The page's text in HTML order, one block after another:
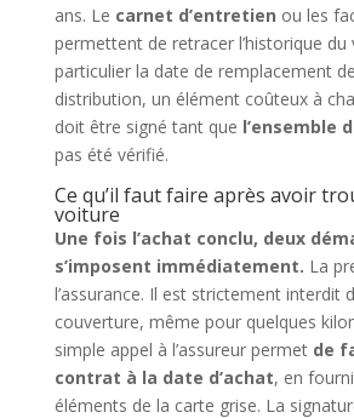
ans. Le carnet d’entretien ou les
permettent de retracer l’historique du
particulier la date de remplacement
distribution, un élément coûteux à
doit être signé tant que l’ensemble
pas été vérifié.
Ce qu’il faut faire après avoir
voiture
Une fois l’achat conclu, deux
s’imposent immédiatement. La
l’assurance. Il est strictement interdit
couverture, même pour quelques
simple appel à l’assureur permet de
contrat à la date d’achat, en
éléments de la carte grise. La